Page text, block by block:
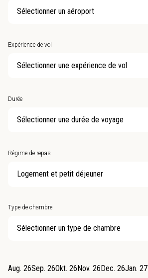
Sélectionner un aéroport
Expérience de vol
Sélectionner une expérience de vol
Durée
Sélectionner une durée de voyage
Régime de repas
Type de chambre
Sélectionner un type de chambre
Aug. 26Sep. 26Okt. 26 Nov. 26 Dec. 26Jan. 27